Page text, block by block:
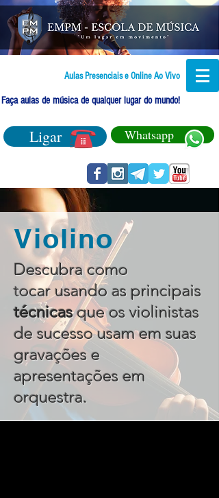
Aulas Presenciais e Online Ao Vivo
Faça aulas de música de qualquer lugar do mundo!
Ligar Whatsapp
Violino
Descubra como
tocar usando as principais
técnicasque os violinistas
de sucesso usam em suas
gravações e
apresentações em
orquestra.